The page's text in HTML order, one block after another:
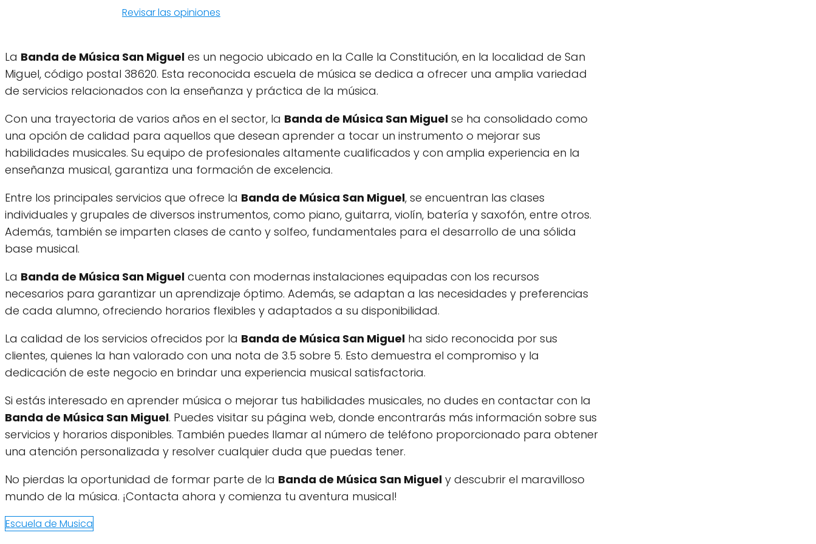
Revisar las opiniones
La Banda de Música San Miguel es un negocio ubicado en la Calle la Constitución, en la localidad de San
Miguel, código postal 38620. Esta reconocida escuela de música se dedica a ofrecer una amplia variedad
de servicios relacionados con la enseñanza y práctica de la música.
Con una trayectoria de varios años en el sector, la Banda de Música San Miguel se ha consolidado como
una opción de calidad para aquellos que desean aprender a tocar un instrumento o mejorar sus
habilidades musicales. Su equipo de profesionales altamente cualificados y con amplia experiencia en la
enseñanza musical, garantiza una formación de excelencia.
Entre los principales servicios que ofrece la Banda de Música San Miguel, se encuentran las clases
individuales y grupales de diversos instrumentos, como piano, guitarra, violín, batería y saxofón, entre otros.
Además, también se imparten clases de canto y solfeo, fundamentales para el desarrollo de una sólida
base musical.
La Banda de Música San Miguel cuenta con modernas instalaciones equipadas con los recursos
necesarios para garantizar un aprendizaje óptimo. Además, se adaptan a las necesidades y preferencias
de cada alumno, ofreciendo horarios flexibles y adaptados a su disponibilidad.
La calidad de los servicios ofrecidos por la Banda de Música San Miguel ha sido reconocida por sus
clientes, quienes la han valorado con una nota de 3.5 sobre 5. Esto demuestra el compromiso y la
dedicación de este negocio en brindar una experiencia musical satisfactoria.
Si estás interesado en aprender música o mejorar tus habilidades musicales, no dudes en contactar con la
Banda de Música San Miguel. Puedes visitar su página web, donde encontrarás más información sobre sus
servicios y horarios disponibles. También puedes llamar al número de teléfono proporcionado para obtener
una atención personalizada y resolver cualquier duda que puedas tener.
No pierdas la oportunidad de formar parte de la Banda de Música San Miguel y descubrir el maravilloso
mundo de la música. ¡Contacta ahora y comienza tu aventura musical!
Escuela de Musica